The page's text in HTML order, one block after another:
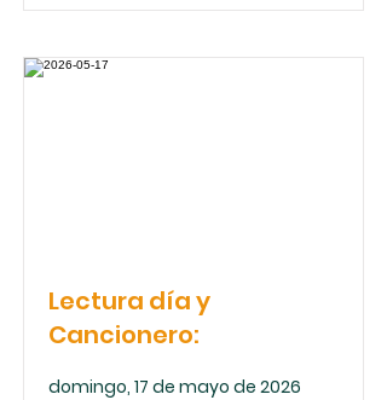
Lectura día y
Cancionero:
domingo, 17 de mayo de 2026